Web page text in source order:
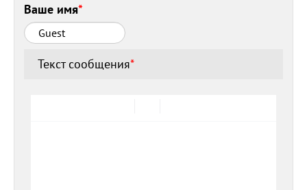
Ваше имя*
Текст сообщения*